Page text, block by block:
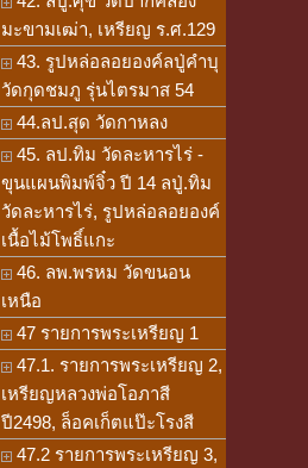
มะขามเฒ่า, เหรียญ ร.ศ.129
43. รูปหล่อลอยองค์ลปู่คำบุ
วัดกุดชมภู รุ่นไตรมาส 54
44.ลป.สุด วัดกาหลง
45. ลป.ทิม วัดละหารไร่ -
ขุนแผนพิมพ์จิ๋ว ปี 14 ลปู่.ทิม
วัดละหารไร่, รูปหล่อลอยองค์
เนื้อไม้โพธิ์แกะ
46. ลพ.พรหม วัดขนอน
เหนือ
47 รายการพระเหรียญ 1
47.1. รายการพระเหรียญ 2,
เหรียญหลวงพ่อโอภาสี
ปี2498, ล็อคเก็ตแป๊ะโรงสี
47.2 รายการพระเหรียญ 3,